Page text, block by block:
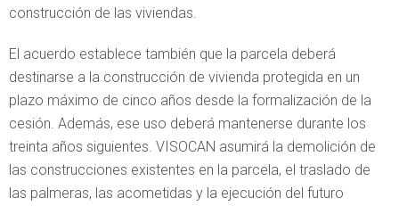
construcción de las viviendas.
El acuerdo establece también que la parcela deberá
destinarse a la construcción de vivienda protegida en un
plazo máximo de cinco años desde la formalización de la
cesión. Además, ese uso deberá mantenerse durante los
treinta años siguientes. VISOCAN asumirá la demolición de
las construcciones existentes en la parcela, el traslado de
las palmeras, las acometidas y la ejecución del futuro